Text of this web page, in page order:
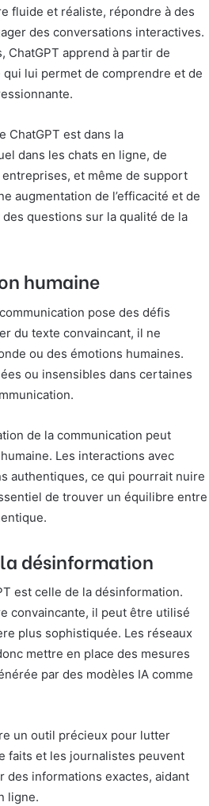
fluide et réaliste, répondre à des
des conversations interactives.
ChatGPT apprend à partir de
lui permet de comprendre et de
ChatGPT est dans la
dans les chats en ligne, de
et même de support
augmentation de l’efficacité et de
questions sur la qualité de la
humaine
pose des défis
du texte convaincant, il ne
ou des émotions humaines.
ou insensibles dans certaines
de la communication peut
Les interactions avec
authentiques, ce qui pourrait nuire
de trouver un équilibre entre
désinformation
est celle de la désinformation.
convaincante, il peut être utilisé
plus sophistiquée. Les réseaux
mettre en place des mesures
par des modèles IA comme
un outil précieux pour lutter
faits et les journalistes peuvent
des informations exactes, aidant
ligne.